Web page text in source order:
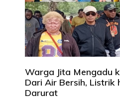
Warga Jita Mengadu
Dari Air Bersih, Listrik
Darurat